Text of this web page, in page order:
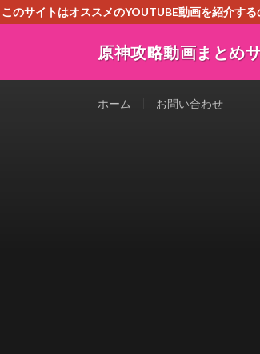
このサイトはオススメのYOUTUBE動画を紹介す
原神攻略動画まとめ
ホーム お問い合わせ